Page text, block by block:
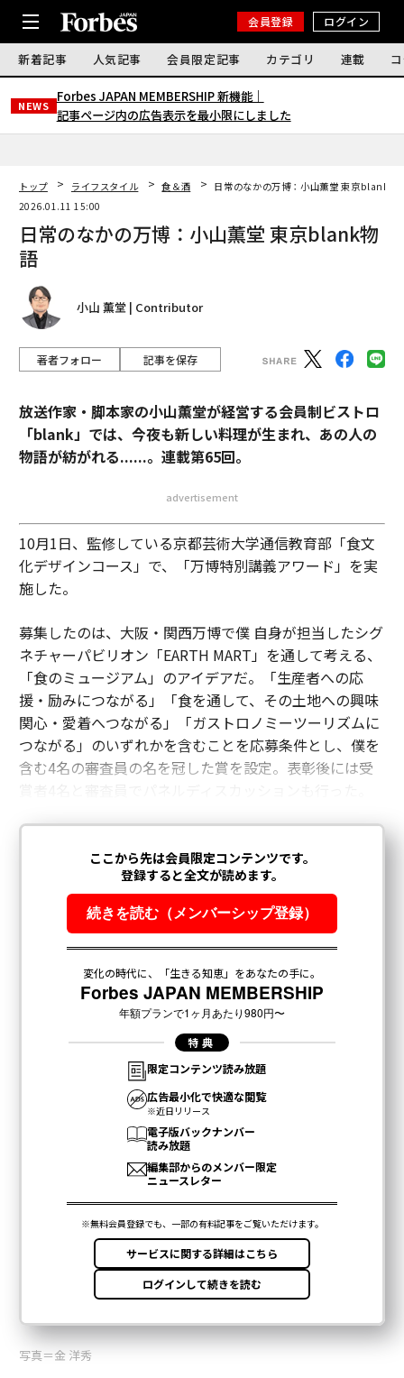
会員登録 ログイン
新着記事 人気記事 会員限定記事 カテゴリ 連載
NEWS
Forbes JAPAN MEMBERSHIP 新機能｜
記事ページ内の広告表示を最小限にしました
トップ ライフスタイル 食＆酒
日常のなかの万博：小山薫堂 東京blank物
2026.01.11 15:00
日常のなかの万博：小山薫堂 東京blank物
語
小山 薫堂 | Contributor
著者フォロー 記事を保存
放送作家・脚本家の小山薫堂が経営する会員制ビストロ
「blank」では、今夜も新しい料理が生まれ、あの人の
物語が紡がれる......。連載第65回。
advertisement
10月1日、監修している京都芸術大学通信教育部「食文
化デザインコース」で、「万博特別講義アワード」を実
施した。
募集したのは、大阪・関西万博で僕 自身が担当したシグ
ネチャーパビリオン「EARTH MART」を通して考える、
「食のミュージアム」のアイデアだ。「生産者への応
援・励みにつながる」「食を通して、その土地への興味
関心・愛着へつながる」「ガストロノミーツーリズムに
つながる」のいずれかを含むことを応募条件とし、僕を
含む4名の審査員の名を冠した賞を設定。表彰後には受
写真＝金 洋秀